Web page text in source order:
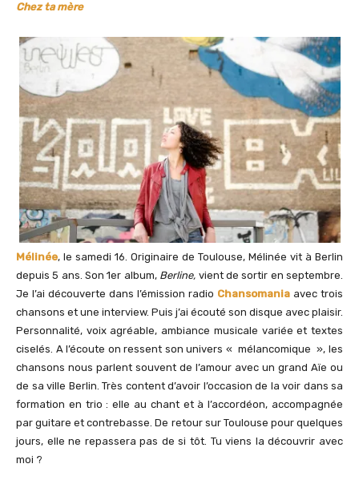
Chez ta mère
Mélinée, le samedi 16. Originaire de Toulouse, Mélinée vit à Berlin
depuis 5 ans. Son 1er album, Berline, vient de sortir en septembre.
Je l’ai découverte dans l’émission radio Chansomania avec trois
chansons et une interview. Puis j’ai écouté son disque avec plaisir.
Personnalité, voix agréable, ambiance musicale variée et textes
ciselés. A l’écoute on ressent son univers « mélancomique », les
chansons nous parlent souvent de l’amour avec un grand Aïe ou
de sa ville Berlin. Très content d’avoir l’occasion de la voir dans sa
formation en trio : elle au chant et à l’accordéon, accompagnée
par guitare et contrebasse. De retour sur Toulouse pour quelques
jours, elle ne repassera pas de si tôt. Tu viens la découvrir avec
moi ?